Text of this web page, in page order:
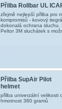
Přilba Rollbar UL
zřejmě nejlepší přilba pro
kompromisů - kovový
dokonalá ochrana sluchu.
Peltor 3M sluchátek s
Přilba SupAir Pilot
helmet
přilba univerzální velikosti
hmotnost 380 gramů